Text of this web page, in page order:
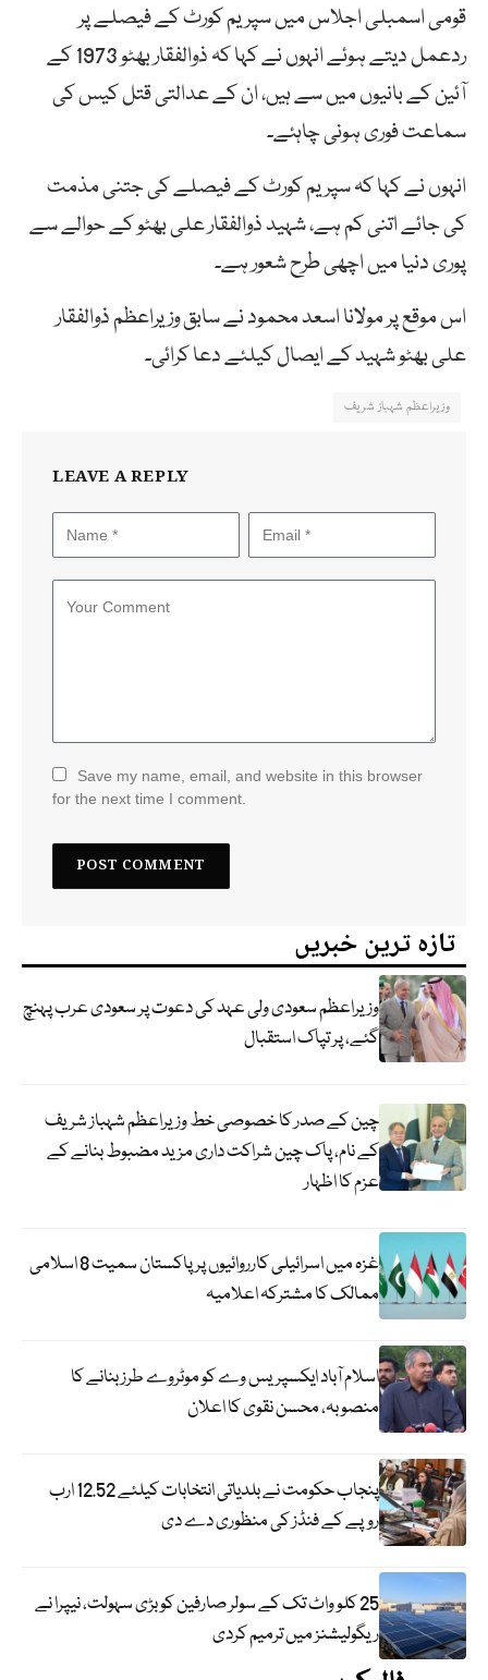
قومی اسمبلی اجلاس میں سپریم کورٹ کے فیصلے پر
ردعمل دیتے ہوئے انہوں نے کہا کہ ذوالفقار بھٹو 1973 کے
آئین کے بانیوں میں سے ہیں، ان کے عدالتی قتل کیس کی
سماعت فوری ہونی چاہئے۔
انہوں نے کہا کہ سپریم کورٹ کے فیصلے کی جتنی مذمت
کی جائے اتنی کم ہے، شہید ذوالفقار علی بھٹو کے حوالے سے
پوری دنیا میں اچھی طرح شعور ہے۔
اس موقع پر مولانا اسعد محمود نے سابق وزیراعظم ذوالفقار
علی بھٹو شہید کے ایصال کیلئے دعا کرائی۔
وزیراعظم شہباز شریف
LEAVE A REPLY
Save my name, email, and website in this browser
for the next time I comment.
تازہ ترین خبریں
وزیراعظم سعودی ولی عہد کی دعوت پر سعودی عرب پہنچ
گئے، پر تپاک استقبال
چین کے صدر کا خصوصی خط وزیراعظم شہباز شریف
کے نام، پاک چین شراکت داری مزید مضبوط بنانے کے
عزم کا اظہار
غزہ میں اسرائیلی کارروائیوں پر پاکستان سمیت 8 اسلامی
ممالک کا مشترکہ اعلامیہ
اسلام آباد ایکسپریس وے کو موٹروے طرز بنانے کا
منصوبہ، محسن نقوی کا اعلان
پنجاب حکومت نے بلدیاتی انتخابات کیلئے 12.52 ارب
روپے کے فنڈز کی منظوری دے دی
25 کلو واٹ تک کے سولر صارفین کو بڑی سہولت، نیپرا نے
ریگولیشنز میں ترمیم کردی